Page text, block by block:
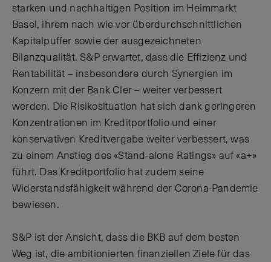
starken und nachhaltigen Position im Heimmarkt
Basel, ihrem nach wie vor überdurchschnittlichen
Kapitalpuffer sowie der ausgezeichneten
Bilanzqualität. S&P erwartet, dass die Effizienz und
Rentabilität – insbesondere durch Synergien im
Konzern mit der Bank Cler – weiter verbessert
werden. Die Risikosituation hat sich dank geringeren
Konzentrationen im Kreditportfolio und einer
konservativen Kreditvergabe weiter verbessert, was
zu einem Anstieg des «Stand-alone Ratings» auf «a+»
führt. Das Kreditportfolio hat zudem seine
Widerstandsfähigkeit während der Corona-Pandemie
bewiesen.
S&P ist der Ansicht, dass die BKB auf dem besten
Weg ist, die ambitionierten finanziellen Ziele für das